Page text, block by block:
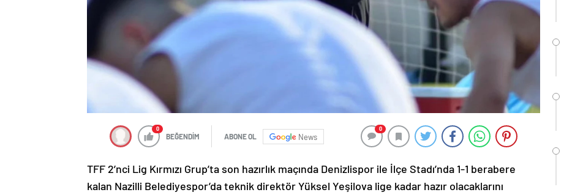
0
BEĞENDİM ABONE OL News
0
TFF 2’nci Lig Kırmızı Grup’ta son hazırlık maçında Denizlispor ile İlçe Stadı’nda 1-1 berabere
kalan Nazilli Belediyespor’da teknik direktör Yüksel Yeşilova lige kadar hazır olacaklarını